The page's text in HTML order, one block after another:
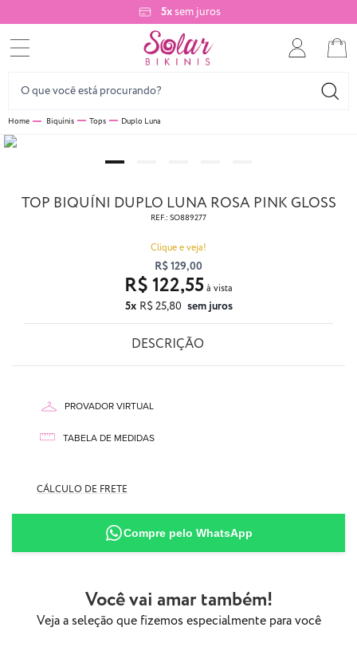
5xsem juros
Biquínis Tops Duplo Luna
TOP BIQUÍNI DUPLO LUNA ROSA PINK GLOSS
REF.: SO889277
Clique e veja!
R$ 129,00
5x R$ 25,80 sem juros
R$ 122,55
DESCRIÇÃO
87% Poliamida
13% Elastano
PROVADOR VIRTUAL
TABELA DE MEDIDAS
CÁLCULO DE FRETE
Compre pelo WhatsApp
Você vai amar também!
Veja a seleção que fizemos especialmente para você